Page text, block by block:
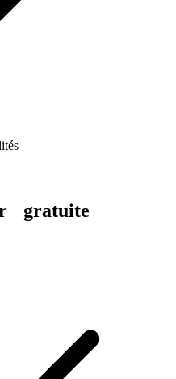
gratuite